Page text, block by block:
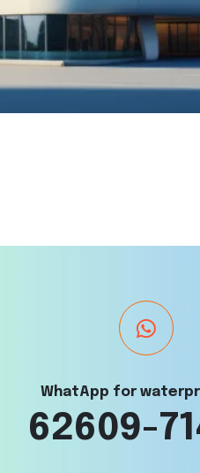
WhatApp for
62609-